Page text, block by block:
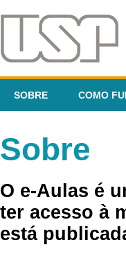
SOBRE COMO
Sobre
O e-Aulas é
ter acesso à
está